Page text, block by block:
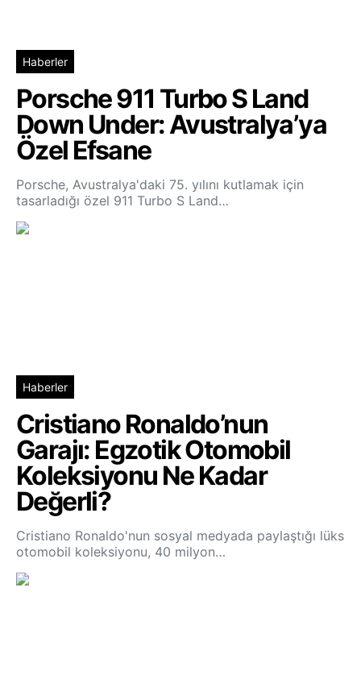
Haberler
Porsche 911 Turbo S Land
Down Under: Avustralya’ya
Özel Efsane
Porsche, Avustralya'daki 75. yılını kutlamak için
tasarladığı özel 911 Turbo S Land…
Haberler
Cristiano Ronaldo’nun
Garajı: Egzotik Otomobil
Koleksiyonu Ne Kadar
Değerli?
Cristiano Ronaldo'nun sosyal medyada paylaştığı lüks
otomobil koleksiyonu, 40 milyon…